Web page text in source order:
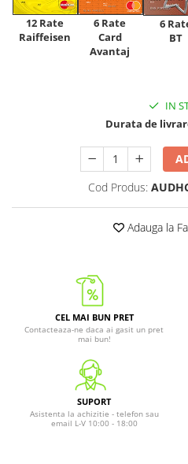
12 Rate
Raiffeisen
6 Rate
Card
Avantaj
6
BT
IN
Durata de
Cod Produs:
Adauga la
CEL MAI BUN PRET
Contacteaza-ne daca ai gasit un pret
mai bun!
SUPORT
Asistenta la achizitie - telefon sau
email L-V 10:00 - 18:00